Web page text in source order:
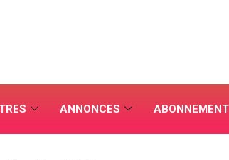
ANNONCES ABONNEMENT